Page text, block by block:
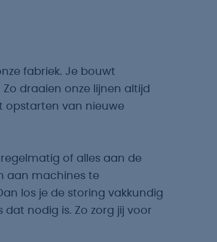
fabriek. Je bouwt
draaien onze lijnen altijd
opstarten van nieuwe
of alles aan de
aan machines te
los je de storing vakkundig
nodig is. Zo zorg jij voor